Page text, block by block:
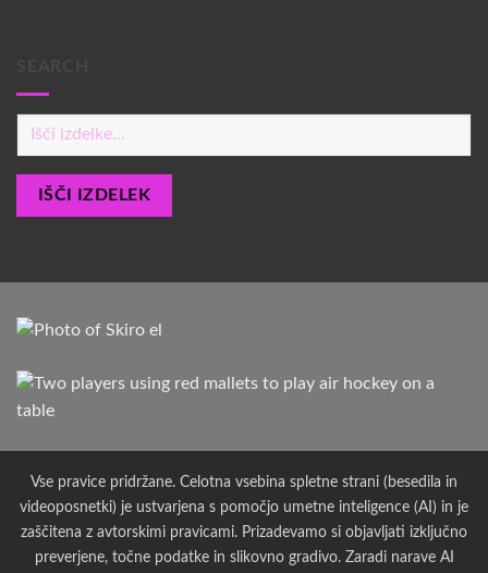
Products
IŠČI IZDELEK
Vse pravice pridržane. Celotna vsebina spletne strani (besedila in
videoposnetki) je ustvarjena s pomočjo umetne inteligence (AI) in je
zaščitena z avtorskimi pravicami. Prizadevamo si objavljati izključno
preverjene, točne podatke in slikovno gradivo. Zaradi narave AI